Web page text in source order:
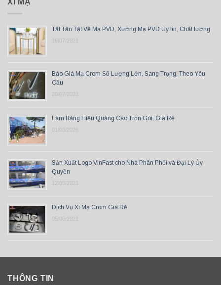
Tất Tần Tật Về Mạ PVD, Xưởng Mạ PVD Uy tín, Chất lượng
18/07/2021
Báo Giá Mạ Crom Số Lượng Lớn, Sang Trọng, Theo Yêu
Cầu
20/07/2023
Làm Bảng Hiệu Quảng Cáo Trọn Gói, Giá Rẻ
01/03/2026
Sản Xuất Logo VinFast cho Nhà Phân Phối và Đại Lý Ủy
Quyền
12/05/2023
Dịch Vụ Xi Mạ Crom Giá Rẻ
05/06/2021
THÔNG TIN